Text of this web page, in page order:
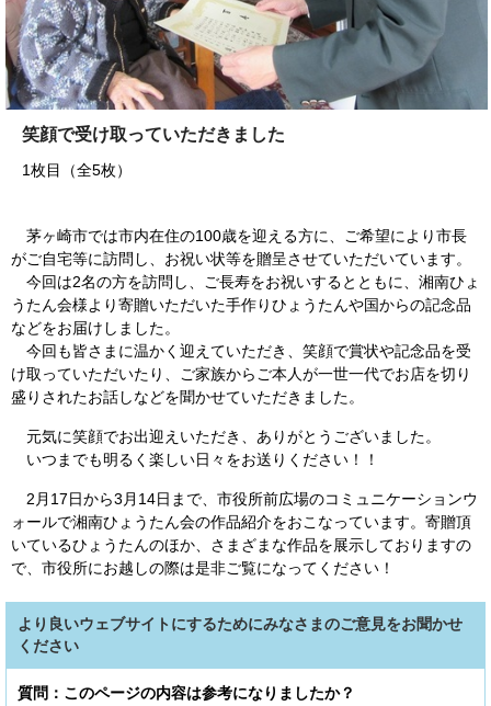
笑顔で受け取っていただきました
1枚目（全5枚）
茅ヶ崎市では市内在住の100歳を迎える方に、ご希望により市長
がご自宅等に訪問し、お祝い状等を贈呈させていただいています。
今回は2名の方を訪問し、ご長寿をお祝いするとともに、湘南ひょ
うたん会様より寄贈いただいた手作りひょうたんや国からの記念品
などをお届けしました。
今回も皆さまに温かく迎えていただき、笑顔で賞状や記念品を受
け取っていただいたり、ご家族からご本人が一世一代でお店を切り
盛りされたお話しなどを聞かせていただきました。
元気に笑顔でお出迎えいただき、ありがとうございました。
いつまでも明るく楽しい日々をお送りください！！
2月17日から3月14日まで、市役所前広場のコミュニケーションウ
ォールで湘南ひょうたん会の作品紹介をおこなっています。寄贈頂
いているひょうたんのほか、さまざまな作品を展示しておりますの
で、市役所にお越しの際は是非ご覧になってください！
より良いウェブサイトにするためにみなさまのご意見をお聞かせ
ください
質問：このページの内容は参考になりましたか？